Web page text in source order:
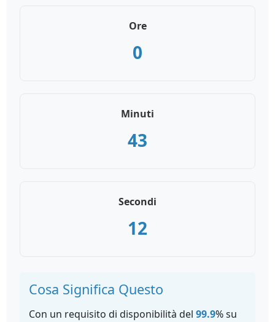
Ore
0
Minuti
43
Secondi
12
Cosa Significa Questo
Con un requisito di disponibilità del 99.9% su